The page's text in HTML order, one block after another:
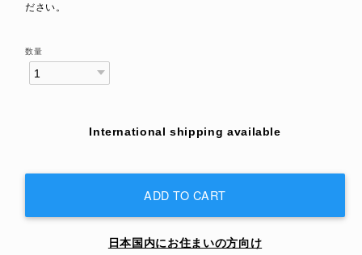
ださい。
数量
International shipping available
ADD TO CART
日本国内にお住まいの方向け